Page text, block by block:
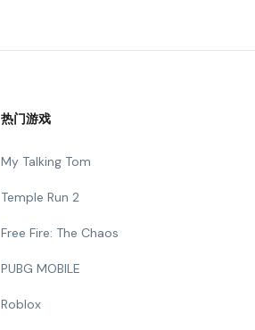
热门游戏
My Talking Tom
Temple Run 2
Free Fire: The Chaos
PUBG MOBILE
Roblox